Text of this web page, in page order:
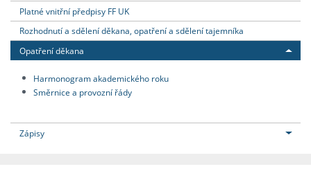
Platné vnitřní předpisy FF UK
Rozhodnutí a sdělení děkana, opatření a sdělení tajemníka
Opatření děkana
Harmonogram akademického roku
Směrnice a provozní řády
Zápisy